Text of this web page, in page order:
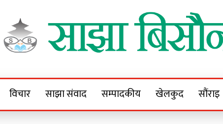
Sajha Bisaunee
विचार साझा संवाद सम्पादकीय खेलकुद सौंराइ